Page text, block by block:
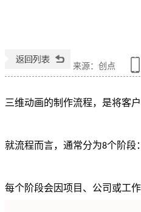
来源：创点
三维动画的制作流程，是将客
就流程而言，通常分为8个阶段：
每个阶段会因项目、公司或工